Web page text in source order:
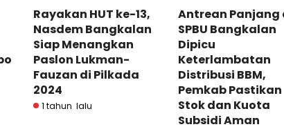
Rayakan HUT ke-13,
Nasdem Bangkalan
Siap Menangkan
Paslon Lukman-
Fauzan di Pilkada
2024
1 tahun lalu
Antrean Panjang
SPBU Bangkalan
Dipicu
Keterlambatan
Distribusi BBM,
Pemkab Pastikan
Stok dan Kuota
Subsidi Aman